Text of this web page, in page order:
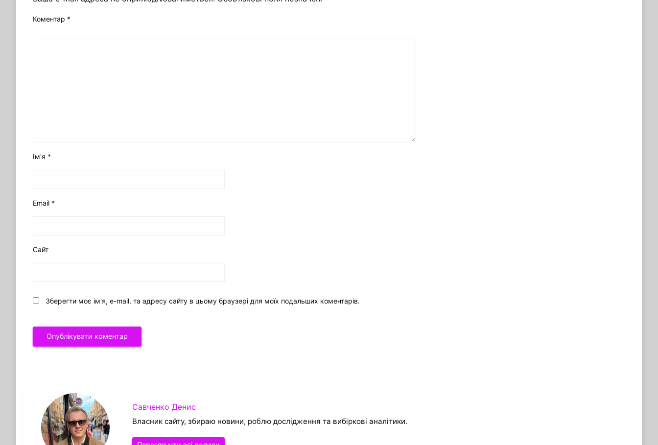
Коментар *
Ім'я *
Email *
Сайт
Зберегти моє ім'я, e-mail, та адресу сайту в цьому браузері для моїх подальших коментарів.
Савченко Денис
Власник сайту, збираю новини, роблю дослідження та вибіркові аналітики.